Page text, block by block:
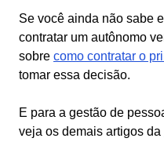
Se você ainda não sabe
contratar um autônomo
sobre como contratar o
tomar essa decisão.
E para a gestão de
veja os demais artigos da